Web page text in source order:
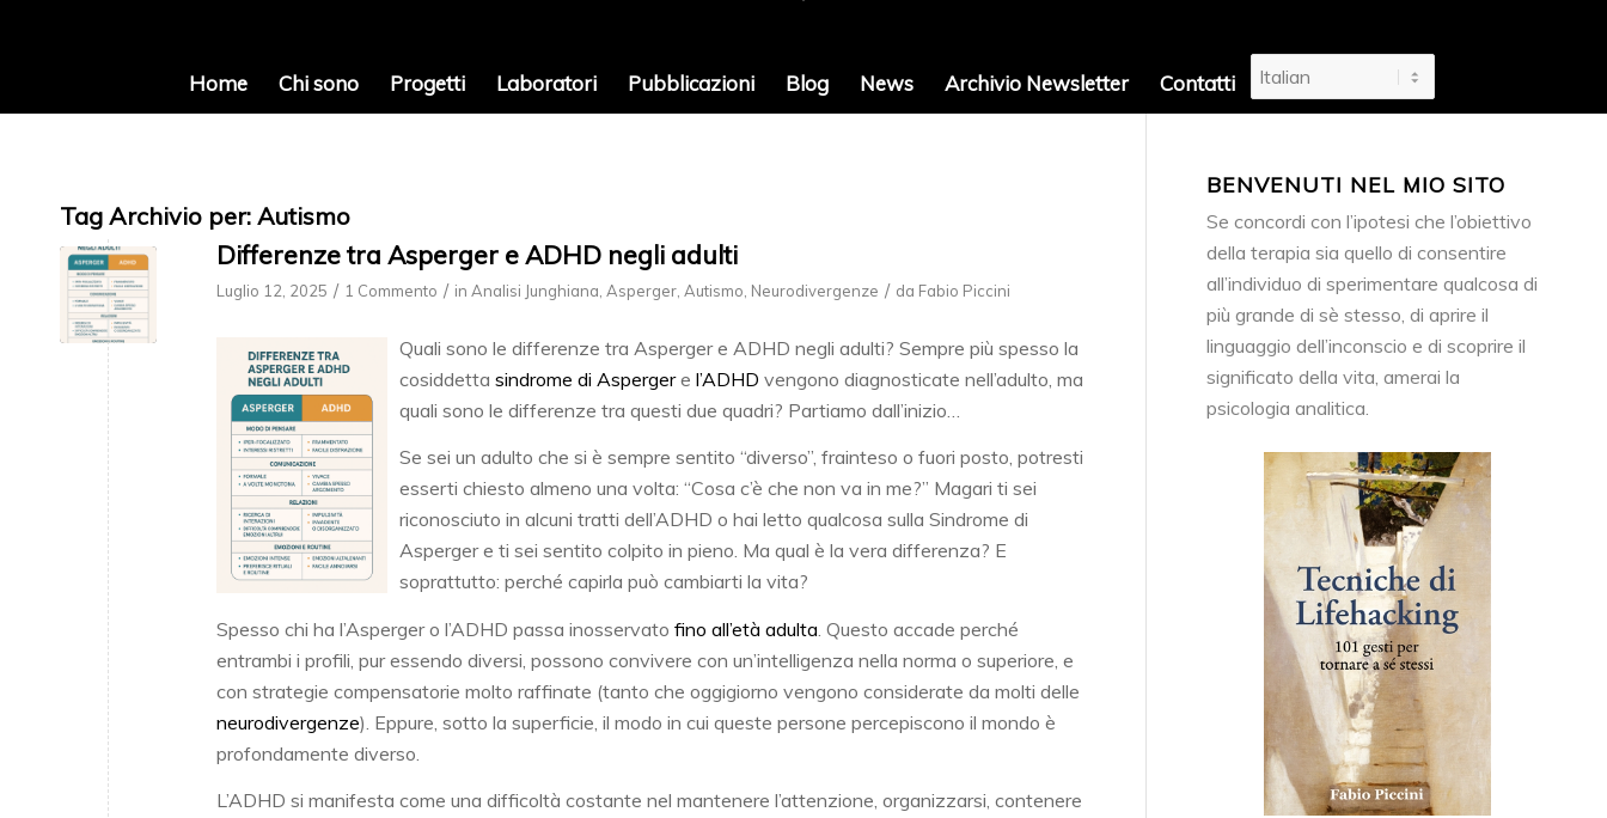
Home Chi sono Progetti Laboratori Pubblicazioni Blog News Archivio Newsletter Contatti
Tag Archivio per: Autismo
Differenze tra Asperger e ADHD negli adulti
Luglio 12, 2025 / 1 Commento / in Analisi Junghiana Asperger Autismo Neurodivergenze / da Fabio Piccini
Quali sono le differenze tra Asperger e ADHD negli adulti? Sempre più spesso la
cosiddetta sindrome di Aspergere l’ADHD vengono diagnosticate nell’adulto, ma
quali sono le differenze tra questi due quadri? Partiamo dall’inizio…
Se sei un adulto che si è sempre sentito “diverso”, frainteso o fuori posto, potresti
esserti chiesto almeno una volta: “Cosa c’è che non va in me?” Magari ti sei
riconosciuto in alcuni tratti dell’ADHD o hai letto qualcosa sulla Sindrome di
Asperger e ti sei sentito colpito in pieno. Ma qual è la vera differenza? E
soprattutto: perché capirla può cambiarti la vita?
Spesso chi ha l’Asperger o l’ADHD passa inosservato fino all’età adulta . Questo accade perché
entrambi i profili, pur essendo diversi, possono convivere con un’intelligenza nella norma o superiore, e
con strategie compensatorie molto raffinate (tanto che oggigiorno vengono considerate da molti delle
neurodivergenze). Eppure, sotto la superficie, il modo in cui queste persone percepiscono il mondo è
profondamente diverso.
L’ADHD si manifesta come una difficoltà costante nel mantenere l’attenzione, organizzarsi, contenere
BENVENUTI NEL MIO SITO
Se concordi con l’ipotesi che l’obiettivo
della terapia sia quello di consentire
all’individuo di sperimentare qualcosa di
più grande di sè stesso, di aprire il
linguaggio dell’inconscio e di scoprire il
significato della vita, amerai la
psicologia analitica.